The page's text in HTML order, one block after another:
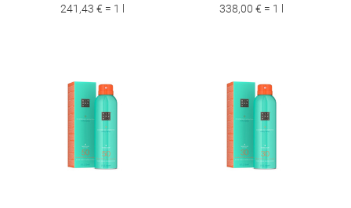
241,43 € = 1 l 338,00 € = 1 l